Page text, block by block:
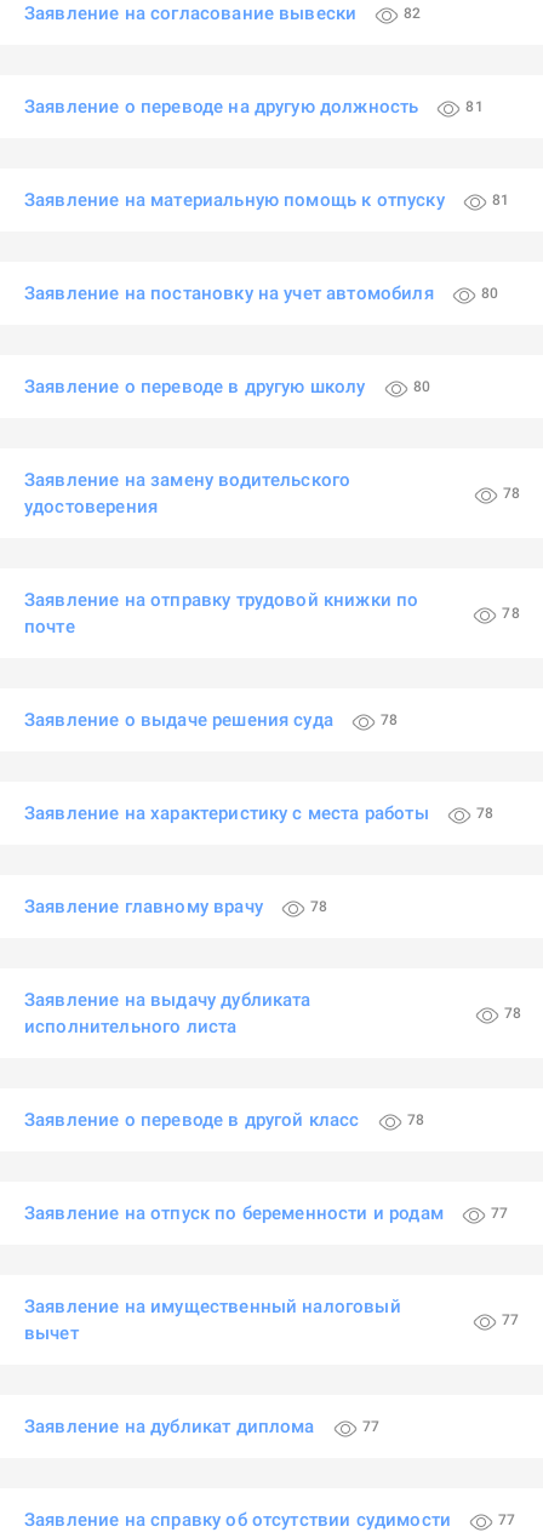
Заявление на согласование вывески 82
Заявление о переводе на другую должность 81
Заявление на материальную помощь к отпуску 81
Заявление на постановку на учет автомобиля 80
Заявление о переводе в другую школу 80
Заявление на замену водительского
удостоверения
78
Заявление на отправку трудовой книжки по
почте
78
Заявление о выдаче решения суда 78
Заявление на характеристику с места работы 78
Заявление главному врачу 78
Заявление на выдачу дубликата
исполнительного листа
78
Заявление о переводе в другой класс 78
Заявление на отпуск по беременности и родам 77
Заявление на имущественный налоговый
вычет
77
Заявление на дубликат диплома 77
Заявление на справку об отсутствии судимости 77